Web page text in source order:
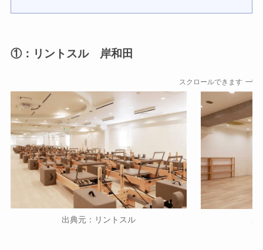
①：リントスル 岸和田
スクロールできます
出典元：リントスル